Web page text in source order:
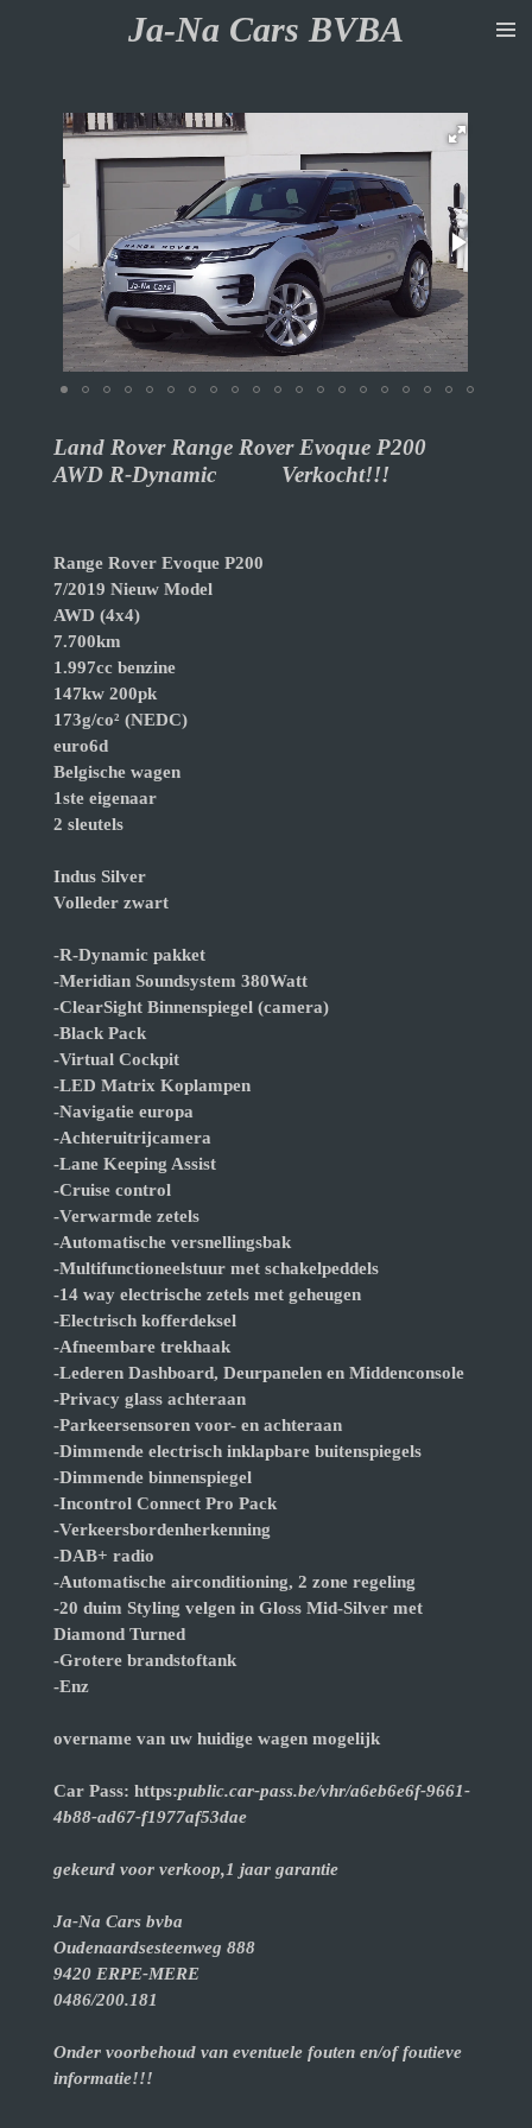
hoofdinhoud
Ja-Na Cars BVBA
Land Rover Range Rover Evoque P200
AWD R-Dynamic Verkocht!!!
Range Rover Evoque P200
7/2019 Nieuw Model
AWD (4x4)
7.700km
1.997cc benzine
147kw 200pk
173g/co² (NEDC)
euro6d
Belgische wagen
1ste eigenaar
2 sleutels
Indus Silver
Volleder zwart
-R-Dynamic pakket
-Meridian Soundsystem 380Watt
-ClearSight Binnenspiegel (camera)
-Black Pack
-Virtual Cockpit
-LED Matrix Koplampen
-Navigatie europa
-Achteruitrijcamera
-Lane Keeping Assist
-Cruise control
-Verwarmde zetels
-Automatische versnellingsbak
-Multifunctioneelstuur met schakelpeddels
-14 way electrische zetels met geheugen
-Electrisch kofferdeksel
-Afneembare trekhaak
-Lederen Dashboard, Deurpanelen en Middenconsole
-Privacy glass achteraan
-Parkeersensoren voor- en achteraan
-Dimmende electrisch inklapbare buitenspiegels
-Dimmende binnenspiegel
-Incontrol Connect Pro Pack
-Verkeersbordenherkenning
-DAB+ radio
-Automatische airconditioning, 2 zone regeling
-20 duim Styling velgen in Gloss Mid-Silver met
Diamond Turned
-Grotere brandstoftank
-Enz
overname van uw huidige wagen mogelijk
Car Pass: https:public.car-pass.be/vhr/a6eb6e6f-9661-
4b88-ad67-f1977af53dae
gekeurd voor verkoop,1 jaar garantie
Ja-Na Cars bvba
Oudenaardsesteenweg 888
9420 ERPE-MERE
0486/200.181
Onder voorbehoud van eventuele fouten en/of foutieve
informatie!!!